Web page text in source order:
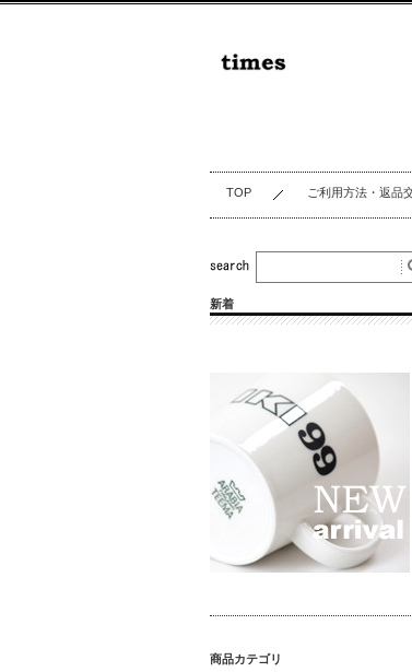
TOP ご利用方法・返品
新着
商品カテゴリ